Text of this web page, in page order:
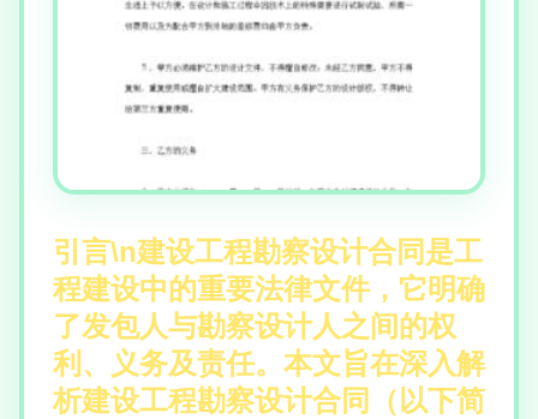
引言\n建设工程勘察设计合同是工
程建设中的重要法律文件，它明确
了发包人与勘察设计人之间的权
利、义务及责任。本文旨在深入解
析建设工程勘察设计合同（以下简